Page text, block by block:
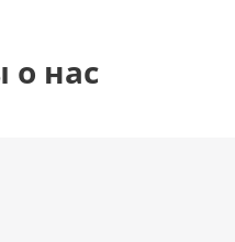
нас